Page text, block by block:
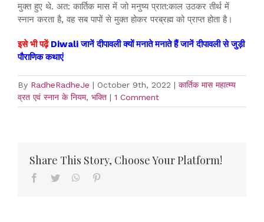
मुक्त हुए थे. अत: कार्तिक मास में जो मनुष्य प्रात:काल उठकर तीर्थ में
स्नान करता है, वह सब पापों से मुक्त होकर परब्रह्म को प्राप्त होता है।
इसे भी पढ़ें Diwali जानें दीपावली क्यों मनाते मनाते हैं जानें दीपावली से जुड़ी
पौराणिक कथाएं
By RadheRadheJe | October 9th, 2022 | कार्तिक मास महात्म्य
व्रत एवं स्नान के नियम, भक्ति | 1 Comment
Share This Story, Choose Your Platform!
Facebook
Twitter WhatsApp